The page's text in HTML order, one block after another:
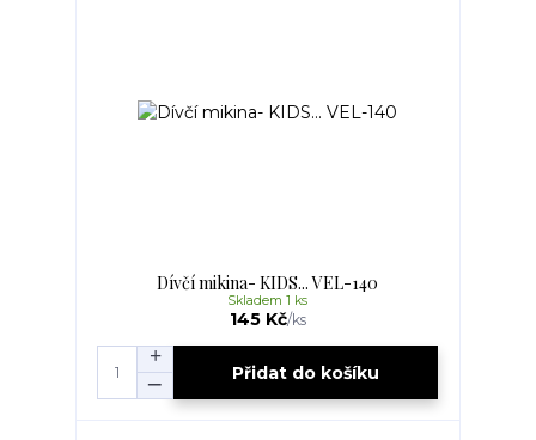
Dívčí mikina- KIDS... VEL-140
145 Kč/ks
Skladem 1 ks
Přidat do košíku